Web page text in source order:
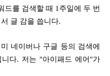
드를 검색할 때 1주일에 두 번
글 감을 씁니다.
네이버나 구글 등의 검색에
다. 저는 "아이패드 에어"가